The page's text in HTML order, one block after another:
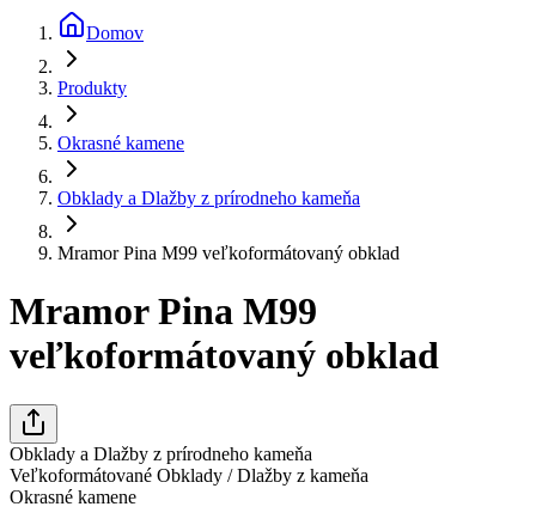
Domov
Produkty
Okrasné kamene
Obklady a Dlažby z prírodneho kameňa
Mramor Pina M99 veľkoformátovaný obklad
Mramor Pina M99
veľkoformátovaný obklad
Obklady a Dlažby z prírodneho kameňa
Veľkoformátované Obklady / Dlažby z kameňa
Okrasné kamene